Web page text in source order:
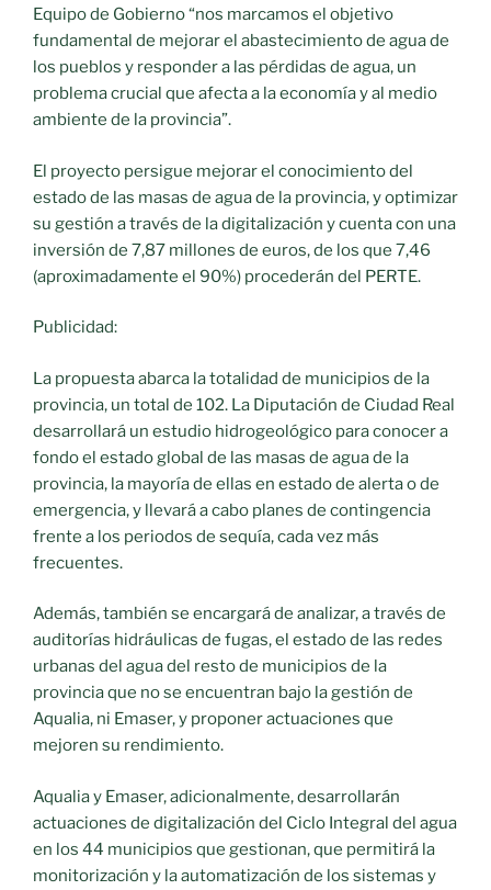
Equipo de Gobierno “nos marcamos el objetivo
fundamental de mejorar el abastecimiento de agua de
los pueblos y responder a las pérdidas de agua, un
problema crucial que afecta a la economía y al medio
ambiente de la provincia”.
El proyecto persigue mejorar el conocimiento del
estado de las masas de agua de la provincia, y optimizar
su gestión a través de la digitalización y cuenta con una
inversión de 7,87 millones de euros, de los que 7,46
(aproximadamente el 90%) procederán del PERTE.
Publicidad:
La propuesta abarca la totalidad de municipios de la
provincia, un total de 102. La Diputación de Ciudad Real
desarrollará un estudio hidrogeológico para conocer a
fondo el estado global de las masas de agua de la
provincia, la mayoría de ellas en estado de alerta o de
emergencia, y llevará a cabo planes de contingencia
frente a los periodos de sequía, cada vez más
frecuentes.
Además, también se encargará de analizar, a través de
auditorías hidráulicas de fugas, el estado de las redes
urbanas del agua del resto de municipios de la
provincia que no se encuentran bajo la gestión de
Aqualia, ni Emaser, y proponer actuaciones que
mejoren su rendimiento.
Aqualia y Emaser, adicionalmente, desarrollarán
actuaciones de digitalización del Ciclo Integral del agua
en los 44 municipios que gestionan, que permitirá la
monitorización y la automatización de los sistemas y